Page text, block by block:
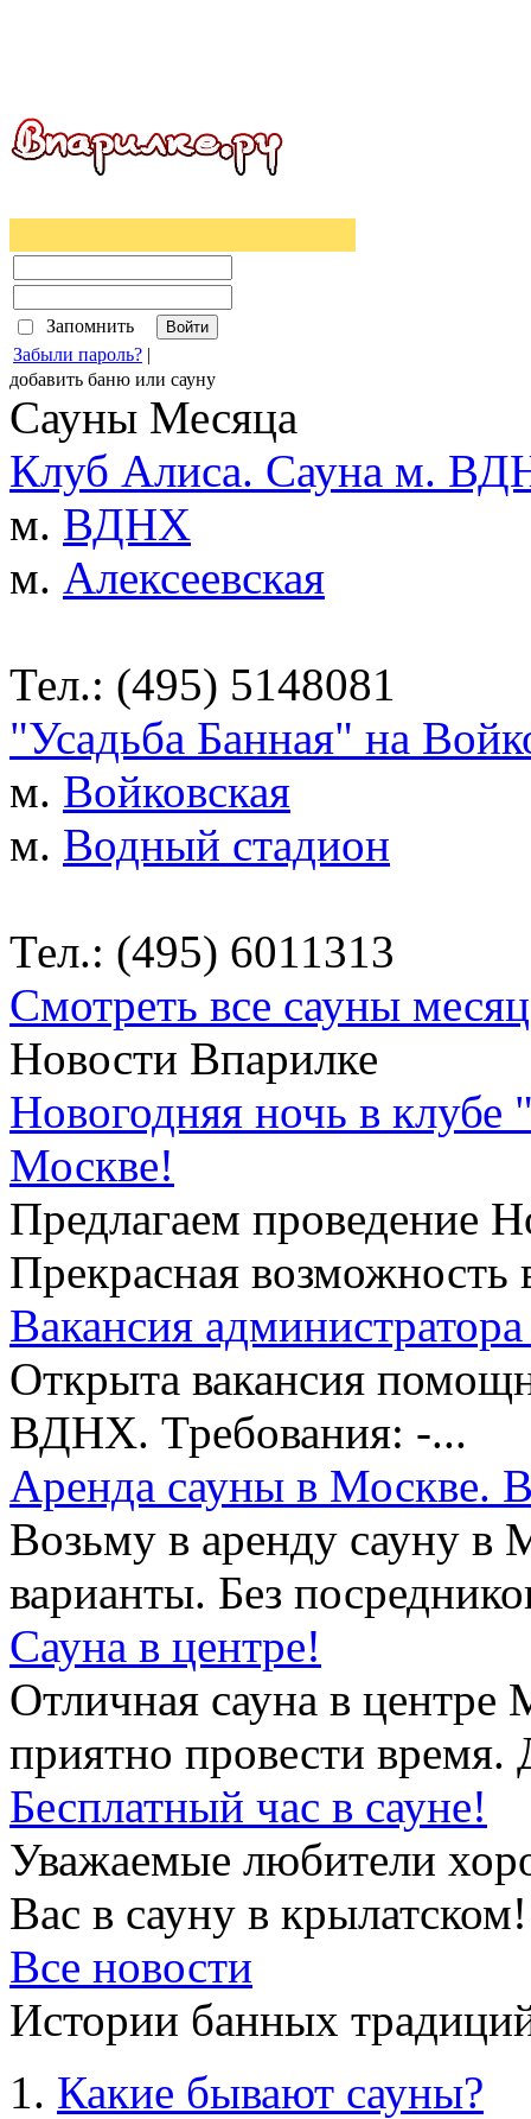
Запомнить
Забыли пароль? |
добавить баню или сауну
Сауны Месяца
Клуб Алиса. Сауна м.
м. ВДНХ
м. Алексеевская
Тел.: (495) 5148081
"Усадьба Банная" на
м. Войковская
м. Водный стадион
Тел.: (495) 6011313
Смотреть все сауны
Новости Впарилке
Новогодняя ночь в
Москве!
Предлагаем проведение
Прекрасная возможность
Вакансия
Открыта вакансия
ВДНХ. Требования: -...
Аренда сауны в Москве.
Возьму в аренду сауну в
варианты. Без
Сауна в центре!
Отличная сауна в центре
приятно провести
Бесплатный час в сауне!
Уважаемые любители
Вас в сауну в
Все новости
Истории банных
Какие бывают сауны?